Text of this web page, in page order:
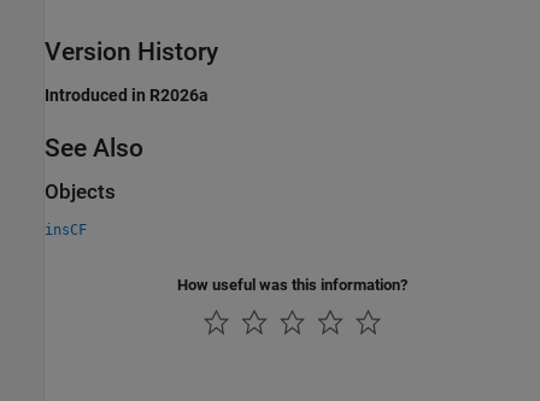
Version History
Introduced in R2026a
See Also
Objects
insCF
How useful was this information?